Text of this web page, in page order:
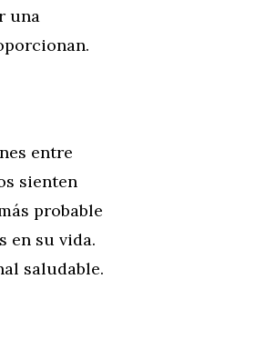
una
entre
sienten
probable
en su vida.
saludable.